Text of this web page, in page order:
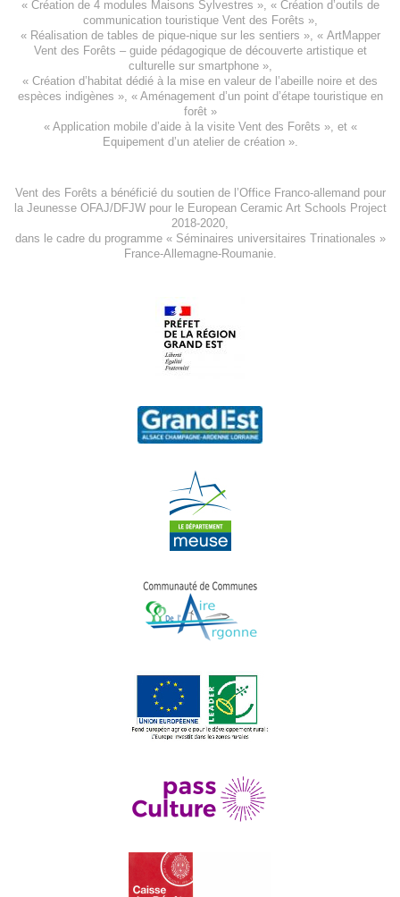
« Création de 4 modules Maisons Sylvestres », « Création d’outils de
communication touristique Vent des Forêts »,
« Réalisation de tables de pique-nique sur les sentiers », « ArtMapper
Vent des Forêts – guide pédagogique de découverte artistique et
culturelle sur smartphone »,
« Création d’habitat dédié à la mise en valeur de l’abeille noire et des
espèces indigènes », « Aménagement d’un point d’étape touristique en
forêt»
« Application mobile d’aide à la visite Vent des Forêts », et «
Equipement d’un atelier de création».
Vent des Forêts a bénéficié du soutien de l’Office Franco-allemand pour
la Jeunesse OFAJ/DFJWpour leEuropean Ceramic Art Schools Project
2018-2020,
dans le cadre du programme « Séminaires universitaires Trinationales »
France-Allemagne-Roumanie.